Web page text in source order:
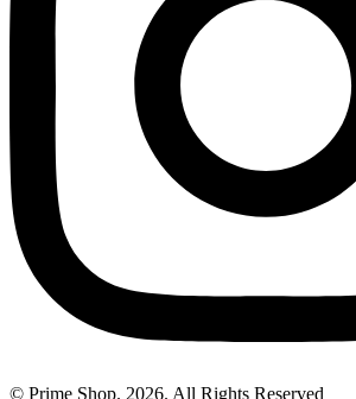
© Prime Shop. 2026. All Rights Reserved